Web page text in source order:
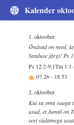
Kalender
1. oktoober
Õndsad on need,
Seaduse järgi! Ps
Ps 12:2-9;1Tm
07.26- 18.53
2. oktoober
Kui sa oma suuga
usud, et Jumal on
sest südamega